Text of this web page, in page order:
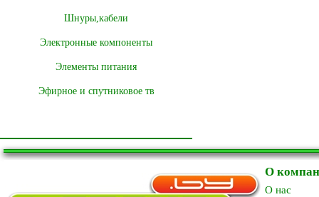
Шнуры,кабели
Электронные компоненты
Элементы питания
Эфирное и спутниковое тв
О
O нас